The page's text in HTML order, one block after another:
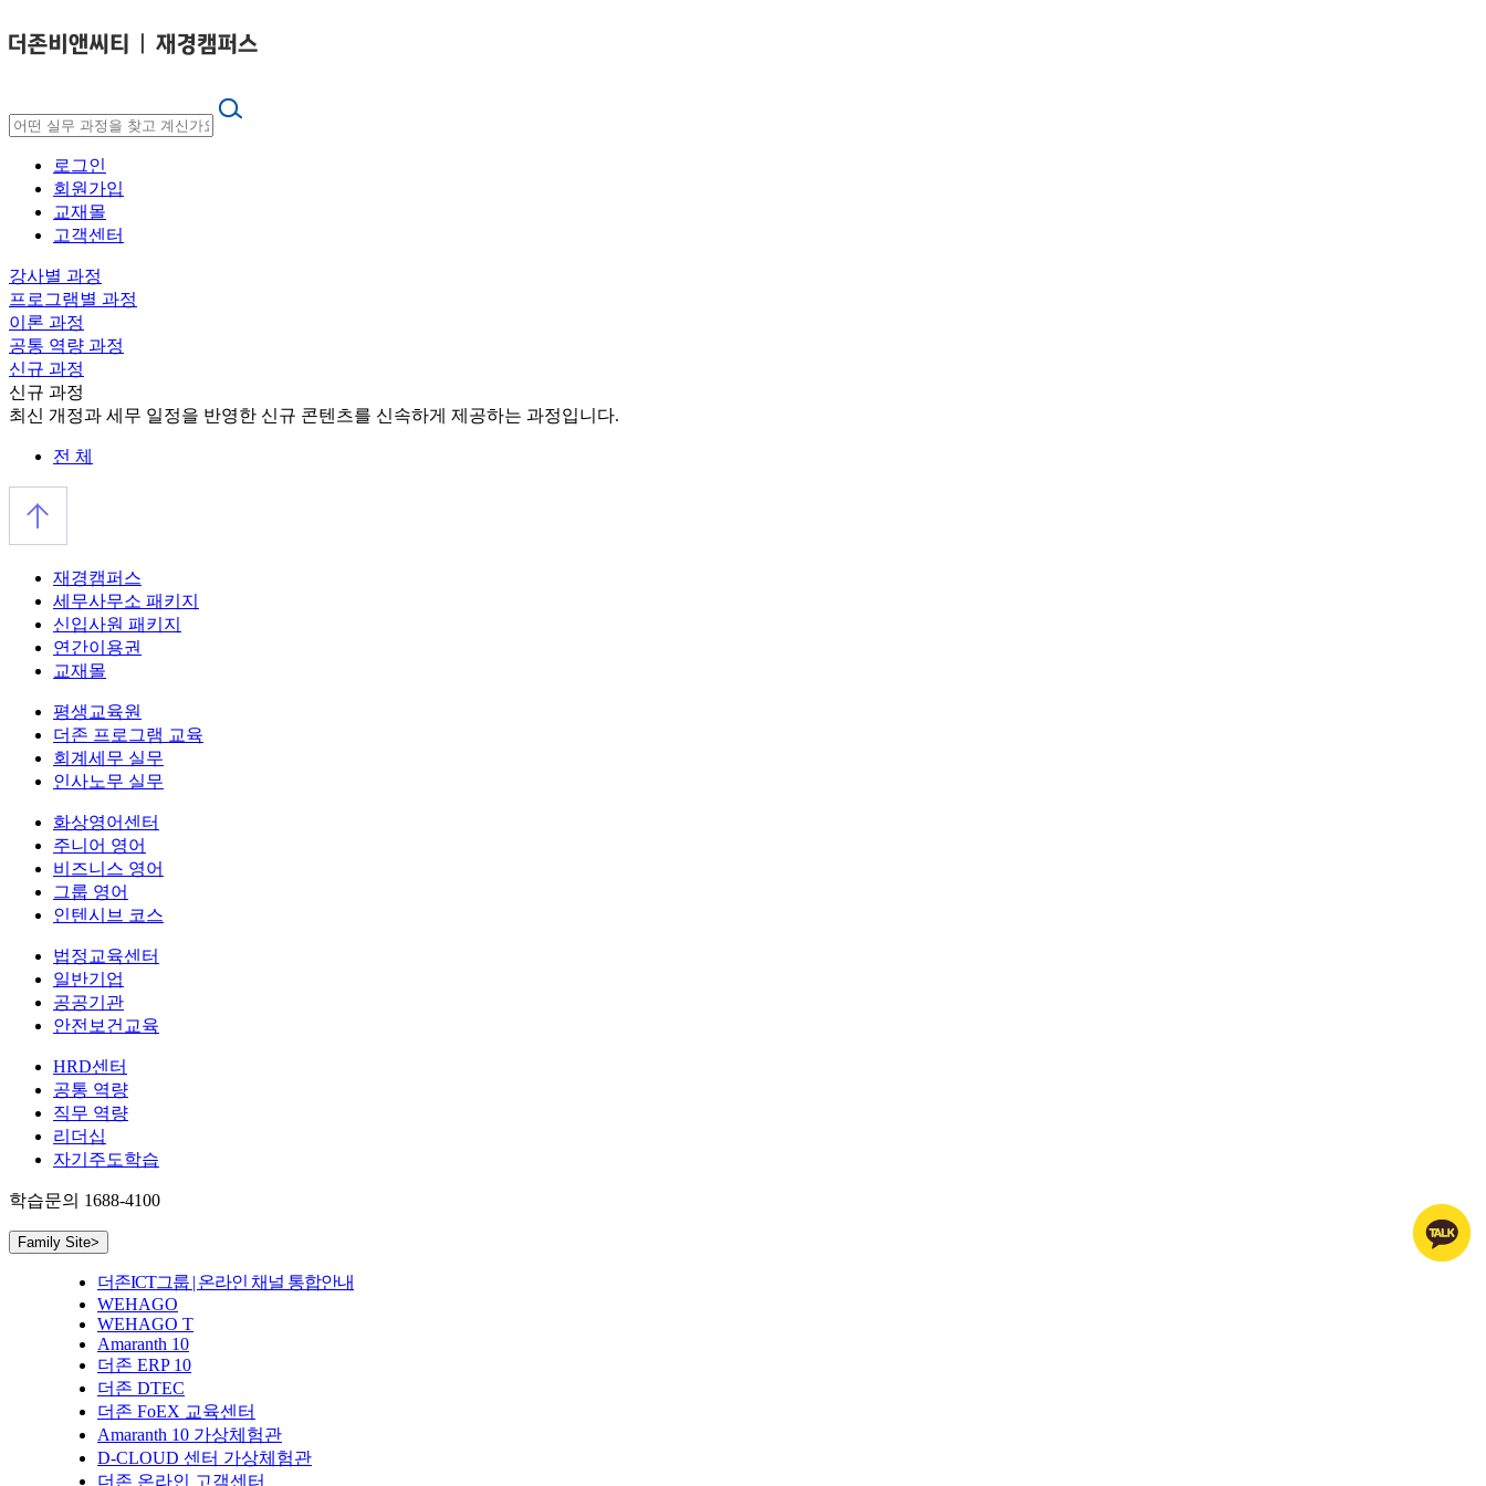
로그인
회원가입
교재몰
고객센터
강사별 과정
프로그램별 과정
이론 과정
공통 역량 과정
신규 과정
신규 과정
최신 개정과 세무 일정을 반영한 신규 콘텐츠를 신속하게 제공하는 과정입니다.
전 체
재경캠퍼스
세무사무소 패키지
신입사원 패키지
연간이용권
교재몰
평생교육원
더존 프로그램 교육
회계세무 실무
인사노무 실무
화상영어센터
주니어 영어
비즈니스 영어
그룹 영어
인텐시브 코스
법정교육센터
일반기업
공공기관
안전보건교육
HRD센터
공통 역량
직무 역량
리더십
자기주도학습
학습문의 1688-4100
Family Site>
더존ICT그룹 | 온라인 채널 통합안내
WEHAGO
WEHAGO T
Amaranth 10
더존 ERP 10
더존 DTEC
더존 FoEX 교육센터
Amaranth 10 가상체험관
D-CLOUD 센터 가상체험관
더존 온라인 고객센터